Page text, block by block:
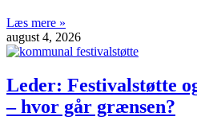
Læs mere »
august 4, 2026
Leder: Festivalstøtte
– hvor går grænsen?